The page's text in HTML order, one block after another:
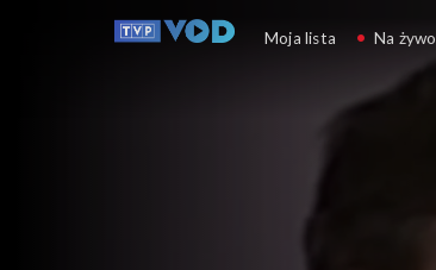
Plebania
Moja lista Na żywo